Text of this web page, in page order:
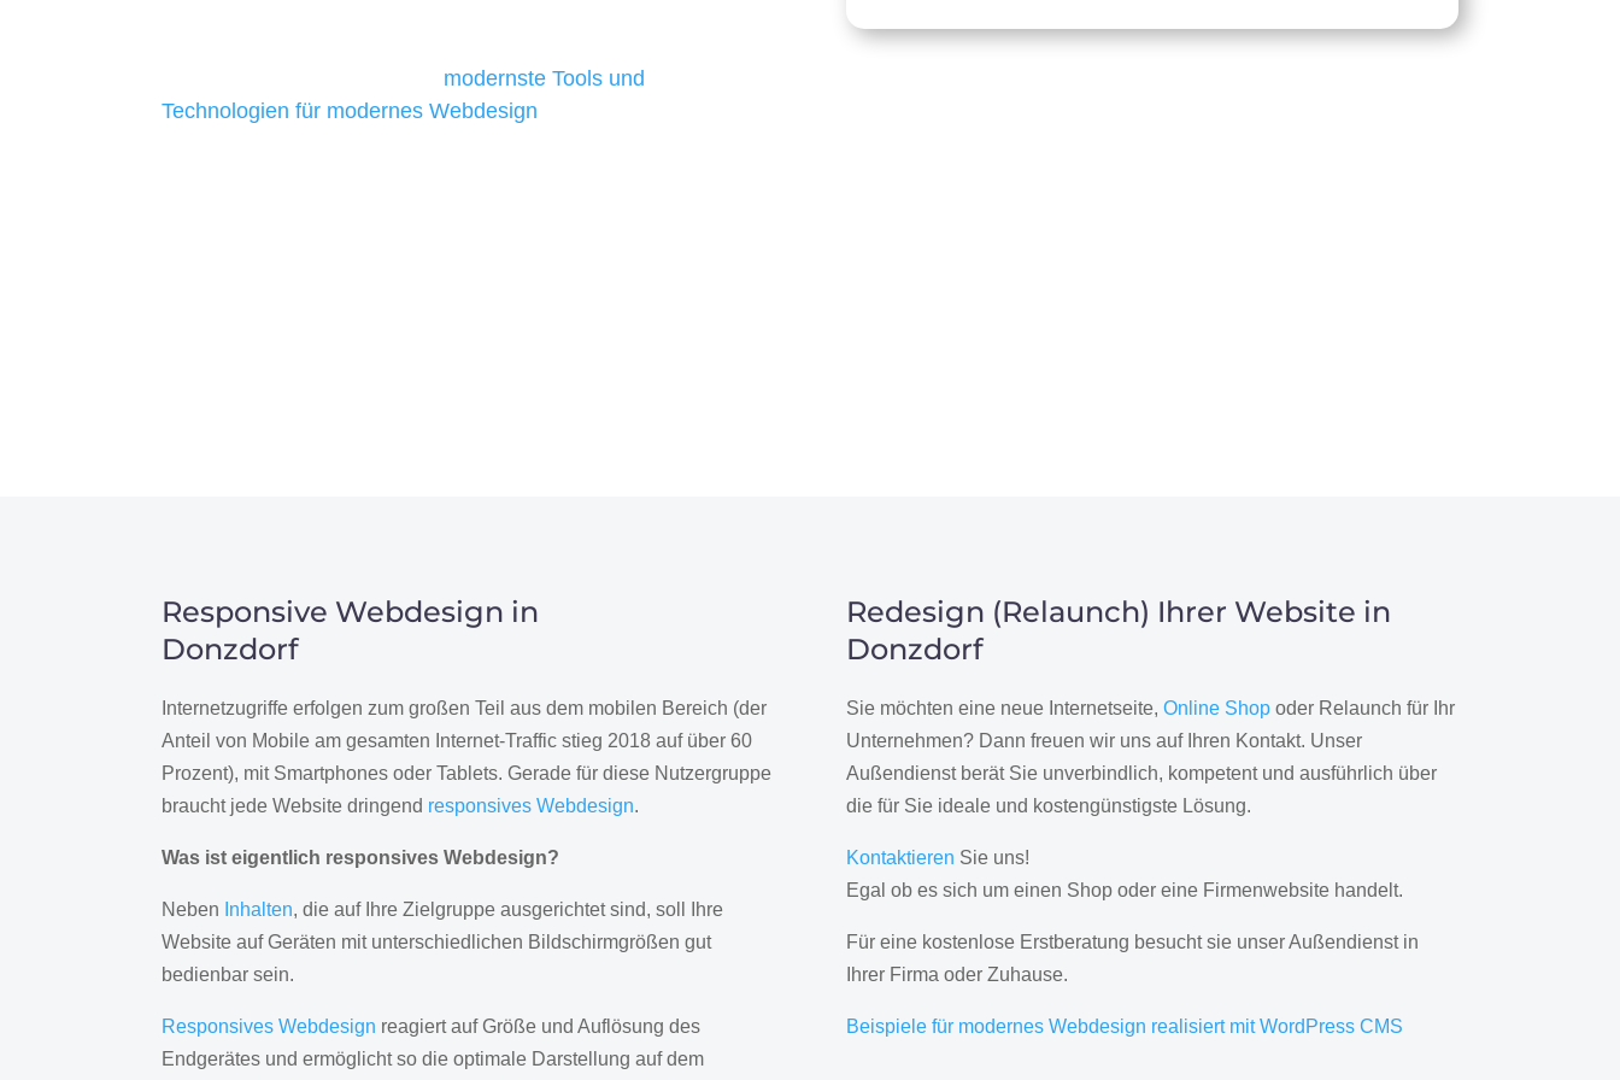
modernste Tools und
Technologien für modernes Webdesign
Responsive Webdesign in
Donzdorf
Internetzugriffe erfolgen zum großen Teil aus dem mobilen Bereich (der
Anteil von Mobile am gesamten Internet-Traffic stieg 2018 auf über 60
Prozent), mit Smartphones oder Tablets. Gerade für diese Nutzergruppe
braucht jede Website dringend responsives Webdesign.
Was ist eigentlich responsives Webdesign?
Neben Inhalten, die auf Ihre Zielgruppe ausgerichtet sind, soll Ihre
Website auf Geräten mit unterschiedlichen Bildschirmgrößen gut
bedienbar sein.
Responsives Webdesign reagiert auf Größe und Auflösung des
Endgerätes und ermöglicht so die optimale Darstellung auf dem
Redesign (Relaunch) Ihrer Website in
Donzdorf
Sie möchten eine neue Internetseite, Online Shopoder Relaunch für Ihr
Unternehmen? Dann freuen wir uns auf Ihren Kontakt. Unser
Außendienst berät Sie unverbindlich, kompetent und ausführlich über
die für Sie ideale und kostengünstigste Lösung.
Kontaktieren Sie uns!
Egal ob es sich um einen Shop oder eine Firmenwebsite handelt.
Für eine kostenlose Erstberatung besucht sie unser Außendienst in
Ihrer Firma oder Zuhause.
Beispiele für modernes Webdesign realisiert mit WordPress CMS